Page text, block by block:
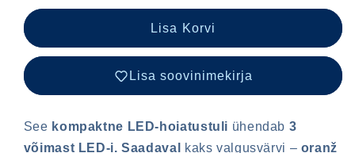
Lisa Korvi
Lisa soovinimekirja
See kompaktne LED-hoiatustuli ühendab 3
võimast LED-i. Saadaval
kaks valgusvärvi – oranž